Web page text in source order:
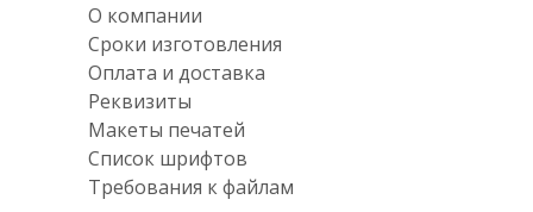
О компании
Сроки изготовления
Оплата и доставка
Реквизиты
Макеты печатей
Список шрифтов
Требования к файлам